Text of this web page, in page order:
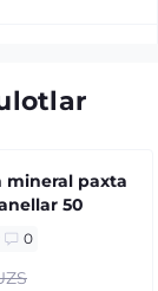
mineral paxta
50
0